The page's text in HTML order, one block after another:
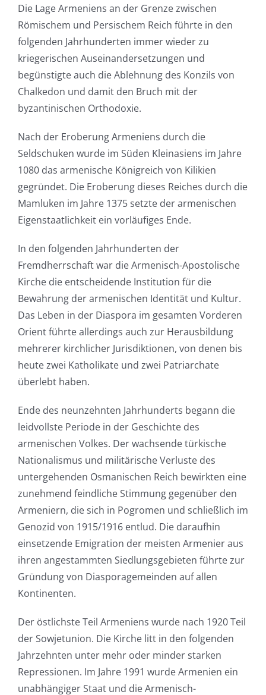
Die Lage Armeniens an der Grenze zwischen
Römischem und Persischem Reich führte in den
folgenden Jahrhunderten immer wieder zu
kriegerischen Auseinandersetzungen und
begünstigte auch die Ablehnung des Konzils von
Chalkedon und damit den Bruch mit der
byzantinischen Orthodoxie.
Nach der Eroberung Armeniens durch die
Seldschuken wurde im Süden Kleinasiens im Jahre
1080 das armenische Königreich von Kilikien
gegründet. Die Eroberung dieses Reiches durch die
Mamluken im Jahre 1375 setzte der armenischen
Eigenstaatlichkeit ein vorläufiges Ende.
In den folgenden Jahrhunderten der
Fremdherrschaft war die Armenisch-Apostolische
Kirche die entscheidende Institution für die
Bewahrung der armenischen Identität und Kultur.
Das Leben in der Diaspora im gesamten Vorderen
Orient führte allerdings auch zur Herausbildung
mehrerer kirchlicher Jurisdiktionen, von denen bis
heute zwei Katholikate und zwei Patriarchate
überlebt haben.
Ende des neunzehnten Jahrhunderts begann die
leidvollste Periode in der Geschichte des
armenischen Volkes. Der wachsende türkische
Nationalismus und militärische Verluste des
untergehenden Osmanischen Reich bewirkten eine
zunehmend feindliche Stimmung gegenüber den
Armeniern, die sich in Pogromen und schließlich im
Genozid von 1915/1916 entlud. Die daraufhin
einsetzende Emigration der meisten Armenier aus
ihren angestammten Siedlungsgebieten führte zur
Gründung von Diasporagemeinden auf allen
Kontinenten.
Der östlichste Teil Armeniens wurde nach 1920 Teil
der Sowjetunion. Die Kirche litt in den folgenden
Jahrzehnten unter mehr oder minder starken
Repressionen. Im Jahre 1991 wurde Armenien ein
unabhängiger Staat und die Armenisch-